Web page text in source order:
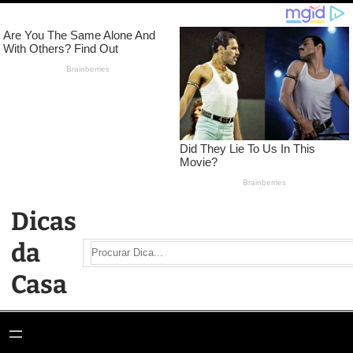
para
o
Dicas
da
Casa
Search